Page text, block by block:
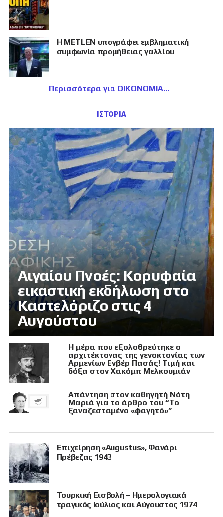
Η METLEN υπογράφει εμβληματική
συμφωνία προμήθειας γαλλίου
Περισσότερα για ΟΙΚΟΝΟΜΙΑ
ΙΣΤΟΡΙΑ
Αιγαίου Πνοές: Κορυφαία
εικαστική εκδήλωση στο
Καστελόριζο στις 4
Αυγούστου
Η μέρα που εξολοθρεύτηκε ο
αρχιτέκτονας της γενοκτονίας των
Αρμενίων Ενβέρ Πασάς! Τιμή και
δόξα στον Χακόμπ Μελκουμιάν
Απάντηση στον καθηγητή Νότη
Μαριά για το άρθρο του “Το
ξαναζεσταμένο «φαγητό»”
Επιχείρηση «Augustus», Φανάρι
Πρέβεζας 1943
Τουρκική Εισβολή – Ημερολογιακά
τραγικός Ιούλιος και Αύγουστος 1974